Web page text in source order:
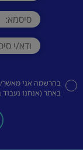
בהרשמה אני מאשר/
באתר (אנחנו נעבוד